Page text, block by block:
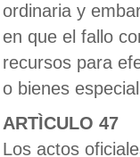
ordinaria y
en que el fallo
recursos para
o bienes
ARTÌCULO 47
Los actos